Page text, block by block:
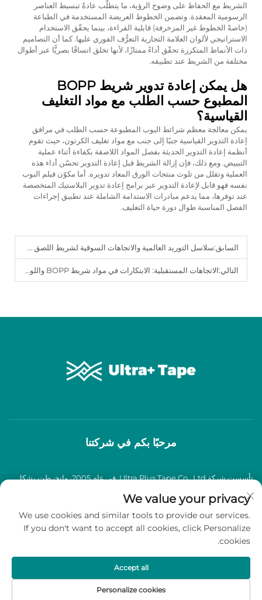
الشريط مع الحفاظ على وضوح الرؤية، ما يتطلّب عادةً تبسيط العناصر
الرسومية المعقدة. وتضمن الخطوط العريضة المستخدمة في الطباعة
(خاصةً الخطوط غير المزخرفة) قابلية القراءة، بينما يحقّق الاستخدام
الاستراتيجي لألوان العلامة التجارية التعرُّف الفوري عليها. كما أن التصاميم
ذات الأنماط المتكررة تحقّق أداءً ممتازًا، لأنها تخلق اتساقًا بصريًّا عبر أطوال
مختلفة من الشريط عند تطبيقه.
هل يمكن إعادة تدوير شريط BOPP
المطبوع حسب الطلب مع مواد التغليف
القياسية؟
يمكن معالجة معظم شرائط البوب المطبوعة حسب الطلب في مرافق
إعادة التدوير القياسية جنبًا إلى جنب مع مواد تغليف الكرتون، حيث تقوم
أنظمة إعادة التدوير الحديثة بفصل المواد اللاصقة بكفاءة أثناء عملية
التبييض. ومع ذلك، فإن إزالة الشريط قبل إعادة التدوير تحسّن أداء هذه
العملية وتقلل من تلوث منتجات الورق المعاد تدويره. أما مكوّن فيلم البوب
نفسه فهو قابل لإعادة التدوير عبر برامج إعادة تدوير البلاستيك المتخصصة
عند توفرها، مما يدعم مبادرات الاستدامة الشاملة عند تطبيق إجراءات
الفصل المناسبة طوال دورة حياة التغليف.
السابق:سلاسل التوريد العالمية والاتجاهات السوقية لشريط اللصق BOPP.
التالي:الاتجاهات المستقبلية: الابتكارات في مواد شريط BOPP واللواصق المستخدمة فيه.
مرحبًا بكم في شركتنا
تأسست شركة Ultra Plus Tape Co., Ltd. في عام 2005، وانخرطت بشكل
عميق في صناعة شرائط اللصق BOPP لأكثر من عقدين من الزمان، وتخصصت
في إنتاج وبيع شرائط لاصقة BOPP عالية الجودة.
محفوظة -
سياسة الخصوصية
We value your privacy
We use cookies and similar tools to provide our services.
If you don't want to accept all cookies, click Personalize
cookies.
Personalize cookies
Accept all